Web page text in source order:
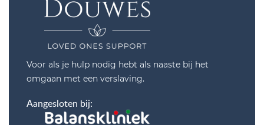
Voor als je hulp nodig hebt als naaste bij het
omgaan met een verslaving.
Aangesloten bij: